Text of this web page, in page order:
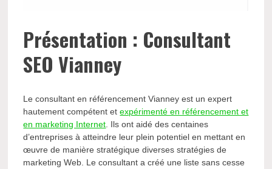
Présentation : Consultant
SEO Vianney
Le consultant en référencement Vianney est un expert
hautement compétent etexpérimenté en référencement et
en marketing Internet . Ils ont aidé des centaines
d’entreprises à atteindre leur plein potentiel en mettant en
œuvre de manière stratégique diverses stratégies de
marketing Web. Le consultant a créé une liste sans cesse